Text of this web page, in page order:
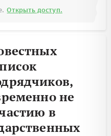
Открыть доступ.
не
в